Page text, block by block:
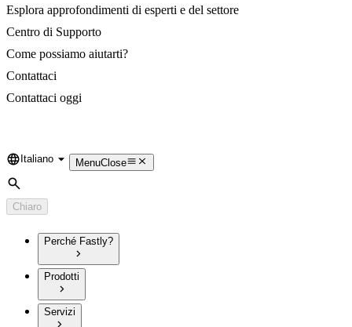
Esplora approfondimenti di esperti e del settore
Centro di Supporto
Come possiamo aiutarti?
Contattaci
Contattaci oggi
Language
Italiano MenuClose
Cerca
Chiaro
Perché Fastly?
Prodotti
Servizi